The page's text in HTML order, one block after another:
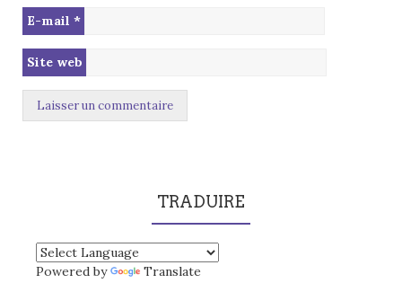
E-mail *
Site web
TRADUIRE
Powered by Translate